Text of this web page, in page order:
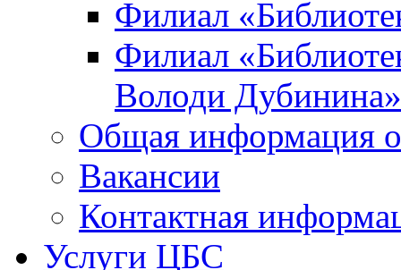
Филиал
Филиал
Володи Дубинина»
Общая информация
Вакансии
Контактная
Услуги ЦБС